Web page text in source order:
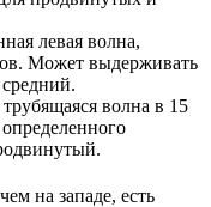
левая волна,
Может выдерживать
волна в 15
на западе, есть